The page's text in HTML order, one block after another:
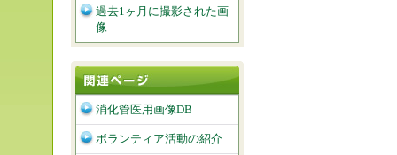
過去1ヶ月に撮影された画
像
消化管医用画像DB
ボランティア活動の紹介